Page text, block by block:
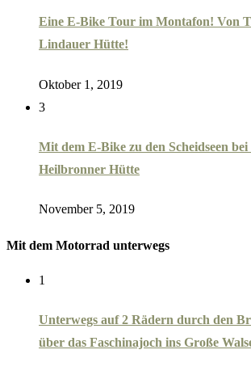
Eine E-Bike Tour im Montafon! Von
Lindauer Hütte!
Oktober 1, 2019
3
Mit dem E-Bike zu den Scheidseen bei
Heilbronner Hütte
November 5, 2019
Mit dem Motorrad unterwegs
1
Unterwegs auf 2 Rädern durch den
über das Faschinajoch ins Große